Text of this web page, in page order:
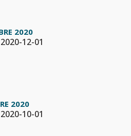
2020
12-01
2020
10-01